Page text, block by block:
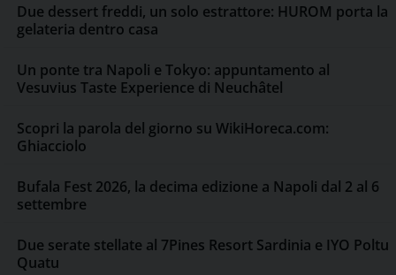
Due dessert freddi, un solo estrattore: HUROM porta la
gelateria dentro casa
Un ponte tra Napoli e Tokyo: appuntamento al
Vesuvius Taste Experience di Neuchâtel
Scopri la parola del giorno su WikiHoreca.com:
Ghiacciolo
Bufala Fest 2026, la decima edizione a Napoli dal 2 al 6
settembre
Due serate stellate al 7Pines Resort Sardinia e IYO Poltu
Quatu